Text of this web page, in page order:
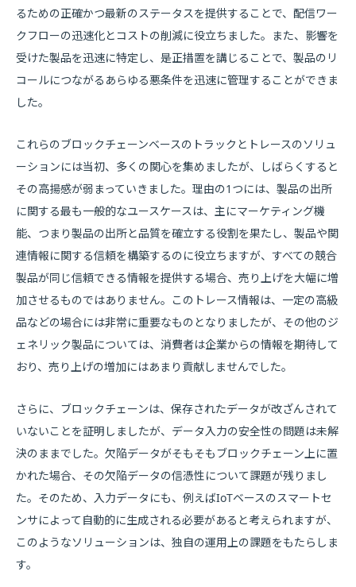
るための正確かつ最新のステータスを提供することで、配信ワー
クフローの迅速化とコストの削減に役立ちました。また、影響を
受けた製品を迅速に特定し、是正措置を講じることで、製品のリ
コールにつながるあらゆる悪条件を迅速に管理することができま
した。
これらのブロックチェーンベースのトラックとトレースのソリュ
ーションには当初、多くの関心を集めましたが、しばらくすると
その高揚感が弱まっていきました。理由の1つには、製品の出所
に関する最も一般的なユースケースは、主にマーケティング機
能、つまり製品の出所と品質を確立する役割を果たし、製品や関
連情報に関する信頼を構築するのに役立ちますが、すべての競合
製品が同じ信頼できる情報を提供する場合、売り上げを大幅に増
加させるものではありません。このトレース情報は、一定の高級
品などの場合には非常に重要なものとなりましたが、その他のジ
ェネリック製品については、消費者は企業からの情報を期待して
おり、売り上げの増加にはあまり貢献しませんでした。
さらに、ブロックチェーンは、保存されたデータが改ざんされて
いないことを証明しましたが、データ入力の安全性の問題は未解
決のままでした。欠陥データがそもそもブロックチェーン上に置
かれた場合、その欠陥データの信憑性について課題が残りまし
た。そのため、入力データにも、例えばIoTベースのスマートセ
ンサによって自動的に生成される必要があると考えられますが、
このようなソリューションは、独自の運用上の課題をもたらしま
す。